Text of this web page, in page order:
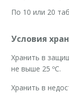
По 10 или 20
Условия
Хранить в
не выше 25 ºС.
Хранить в